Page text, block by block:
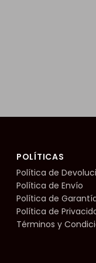
POLÍTICAS
Política de
Política de Envío
Política de
Política de
Términos y